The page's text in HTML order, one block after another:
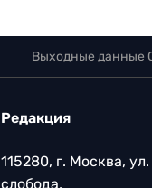
Выходные данные
Редакция
115280, г. Москва,
слобода,